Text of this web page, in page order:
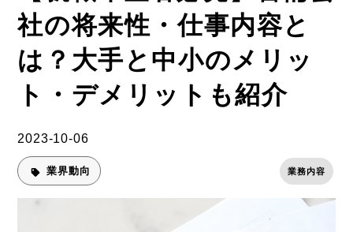
社の将来性・仕事内容と
は？大手と中小のメリッ
ト・デメリットも紹介
2023-10-06
業界動向 業務内容